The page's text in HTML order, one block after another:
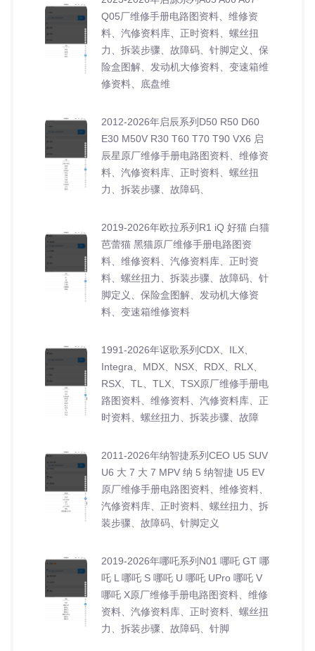
Q05厂维修手册电路图资料、维修资
料、汽修资料库、正时资料、螺丝扭
力、拆装步骤、故障码、针脚定义、保
险盒图解、发动机大修资料、变速箱维
修资料、底盘维
2012-2026年启辰系列D50 R50 D60
E30 M50V R30 T60 T70 T90 VX6 启
辰星原厂维修手册电路图资料、维修资
料、汽修资料库、正时资料、螺丝扭
力、拆装步骤、故障码、
2019-2026年欧拉系列R1 iQ 好猫 白猫
芭蕾猫 黑猫原厂维修手册电路图资
料、维修资料、汽修资料库、正时资
料、螺丝扭力、拆装步骤、故障码、针
脚定义、保险盒图解、发动机大修资
料、变速箱维修资料
1991-2026年讴歌系列CDX、ILX、
Integra、MDX、NSX、RDX、RLX、
RSX、TL、TLX、TSX原厂维修手册电
路图资料、维修资料、汽修资料库、正
时资料、螺丝扭力、拆装步骤、故障
2011-2026年纳智捷系列CEO U5 SUV
U6 大 7 大 7 MPV 纳 5 纳智捷 U5 EV
原厂维修手册电路图资料、维修资料、
汽修资料库、正时资料、螺丝扭力、拆
装步骤、故障码、针脚定义
2019-2026年哪吒系列N01 哪吒 GT 哪
吒 L 哪吒 S 哪吒 U 哪吒 UPro 哪吒 V
哪吒 X原厂维修手册电路图资料、维修
资料、汽修资料库、正时资料、螺丝扭
力、拆装步骤、故障码、针脚